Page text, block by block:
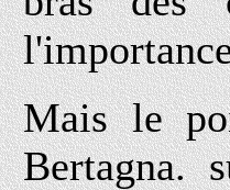
Mais le
Bertagna.